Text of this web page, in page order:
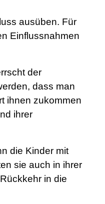
ausüben. Für
Einflussnahmen
der
dass man
ihnen zukommen
ihrer
die Kinder mit
sie auch in ihrer
in die